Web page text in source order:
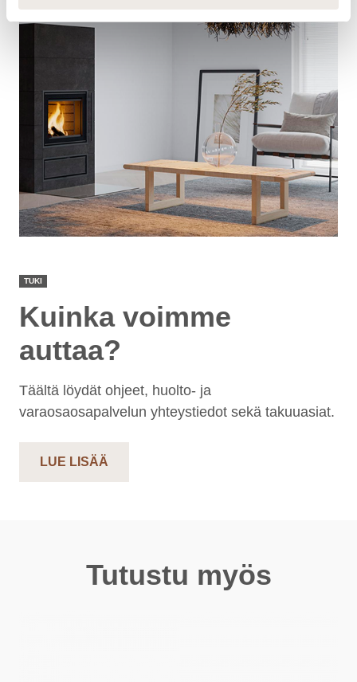
TUKI
Kuinka voimme
auttaa?
Täältä löydät ohjeet, huolto- ja
varaosaosapalvelun yhteystiedot sekä takuuasiat.
LUE LISÄÄ
Tutustu myös